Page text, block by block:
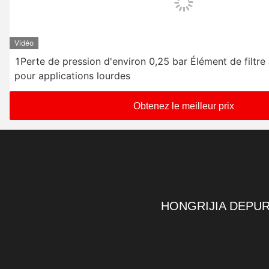
Vidéo
1Perte de pression d'environ 0,25 bar Élément de
pour applications lourdes
Obtenez le meilleur prix
HONGRIJIA